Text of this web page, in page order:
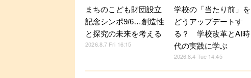
まちのこども財団設立
記念シンポ9/6…創造性
と探究の未来を考える
2026.8.7 Fri 16:15
学校の「当たり前」を
どうアップデートす
る？ 学校改革とAI時
代の実践に学ぶ
2026.8.4 Tue 14:45